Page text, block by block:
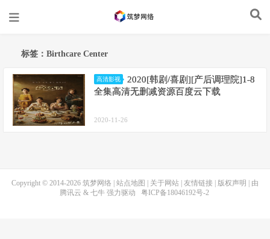
标签：Birthcare Center
高清影视
2020[韩剧/喜剧][产后调理院]1-8
全集高清无删减资源百度云下载
2020-11-26
Copyright © 2014-2026 筑梦网络 站点地图 关于网站 友情链接 版权声明
| 由
腾讯云 & 七牛强力驱动 粤ICP备18046192号-2